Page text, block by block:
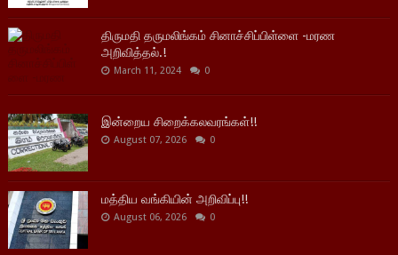
திருமதி தருமலிங்கம் சினாச்சிப்பிள்ளை -மரண
அறிவித்தல்.!
March 11, 2024 0
இன்றைய சிறைக்கலவரங்கள்!!
August 07, 2026 0
மத்திய வங்கியின் அறிவிப்பு!!
August 06, 2026 0